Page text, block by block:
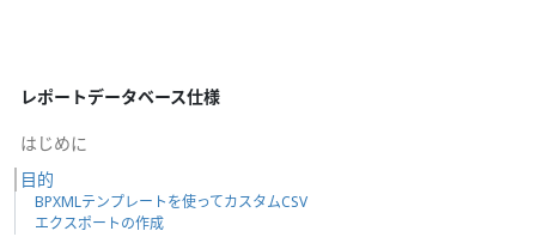
レポートデータベース仕様
はじめに
目的
BPXMLテンプレートを使ってカスタムCSV
エクスポートの作成